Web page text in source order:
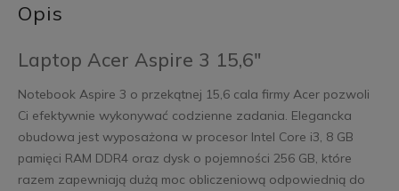
Opis
Laptop Acer Aspire 3 15,6"
Notebook Aspire 3 o przekątnej 15,6 cala firmy Acer pozwoli
Ci efektywnie wykonywać codzienne zadania. Elegancka
obudowa jest wyposażona w procesor Intel Core i3, 8 GB
pamięci RAM DDR4 oraz dysk o pojemności 256 GB, które
razem zapewniają dużą moc obliczeniową odpowiednią do